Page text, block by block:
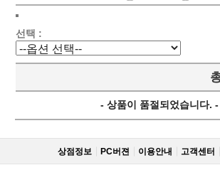
선택 :
- 상품이 품절되었습니다. -
상점정보 PC버젼 이용안내 고객센터